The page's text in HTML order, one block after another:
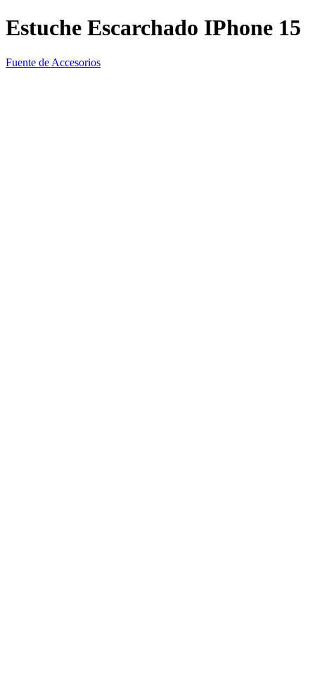
Estuche Escarchado IPhone 15
Fuente de Accesorios